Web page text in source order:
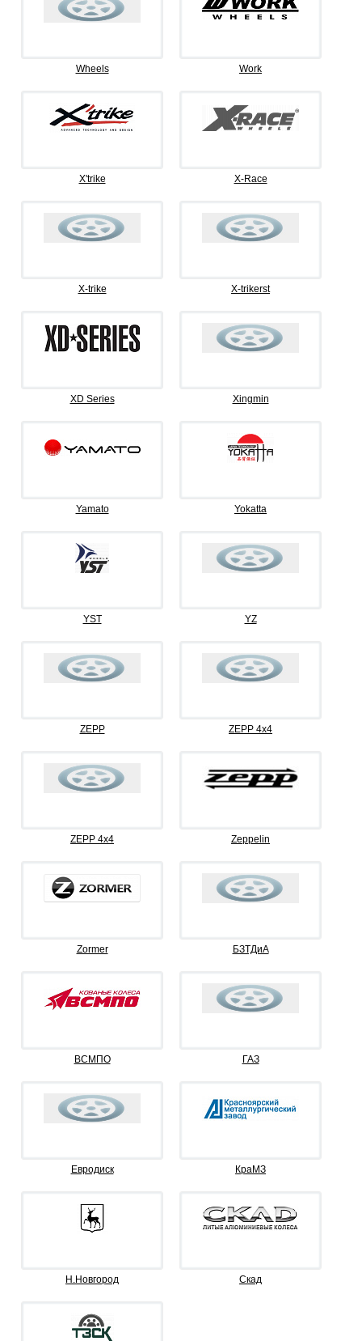
Wheels Work
X'trike X-Race
X-trike X-trikerst
XD Series Xingmin
Yamato Yokatta
YST YZ
ZEPP ZEPP 4x4
ZEPP 4х4 Zeppelin
Zormer БЗТДиА
ВСМПО ГАЗ
Евродиск КраМЗ
Н.Новгород Скад